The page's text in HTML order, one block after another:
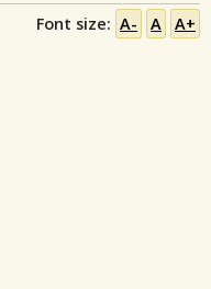
Font size: A- A A+